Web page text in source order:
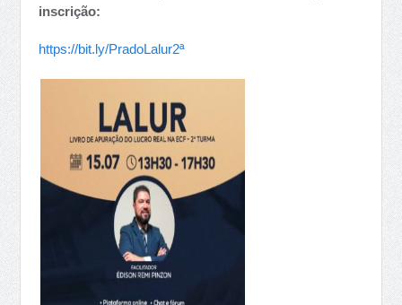
inscrição:
https://bit.ly/PradoLalur2ª